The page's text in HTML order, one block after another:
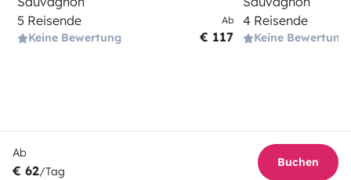
5 Reisende
Keine Bewertung
Ab
€ 117
4 Reisende
Keine Bewertung
Ab
€ 62/Tag
Buchen